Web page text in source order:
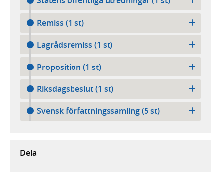
Remiss (1 st)
Lagrådsremiss (1 st)
Proposition (1 st)
Riksdagsbeslut (1 st)
Svensk författningssamling (5 st)
Dela